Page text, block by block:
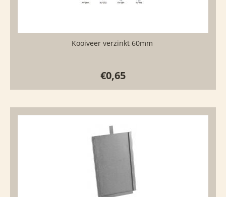
Kooiveer verzinkt 60mm
€0,65